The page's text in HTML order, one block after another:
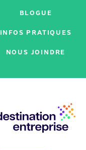
BLOGUE
INFOS PRATIQUES
NOUS JOINDRE
partenaires
: